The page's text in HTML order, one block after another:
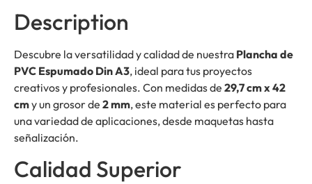
Description
Descubre la versatilidad y calidad de nuestra Plancha de
PVC Espumado Din A3, ideal para tus proyectos
creativos y profesionales. Con medidas de 29,7 cm x 42
cmy un grosor de 2 mm, este material es perfecto para
una variedad de aplicaciones, desde maquetas hasta
señalización.
Calidad Superior